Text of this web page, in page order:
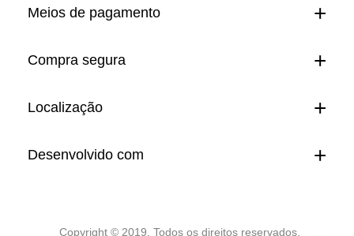
Meios de pagamento
Compra segura
Localização
Desenvolvido com
Copyright © 2019. Todos os direitos reservados.